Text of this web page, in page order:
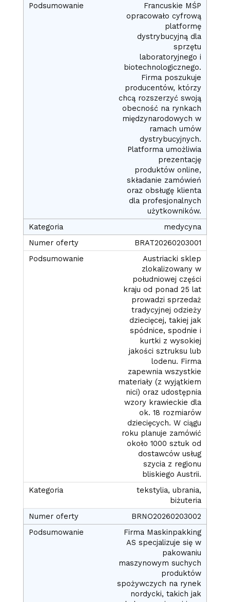
Francuskie MŚP
opracowało cyfrową
platformę
dystrybucyjną dla
sprzętu
laboratoryjnego i
biotechnologicznego.
Firma poszukuje
producentów, którzy
chcą rozszerzyć swoją
obecność na rynkach
międzynarodowych w
ramach umów
dystrybucyjnych.
Platforma umożliwia
prezentację
produktów online,
składanie zamówień
oraz obsługę klienta
dla profesjonalnych
użytkowników.
medycyna
BRAT20260203001
Austriacki sklep
zlokalizowany w
południowej części
kraju od ponad 25 lat
prowadzi sprzedaż
tradycyjnej odzieży
dziecięcej, takiej jak
spódnice, spodnie i
kurtki z wysokiej
jakości sztruksu lub
lodenu. Firma
zapewnia wszystkie
materiały (z wyjątkiem
nici) oraz udostępnia
wzory krawieckie dla
ok. 18 rozmiarów
dziecięcych. W ciągu
roku planuje zamówić
około 1000 sztuk od
dostawców usług
szycia z regionu
bliskiego Austrii.
tekstylia, ubrania,
biżuteria
BRNO20260203002
Firma Maskinpakking
AS specjalizuje się w
pakowaniu
maszynowym suchych
produktów
spożywczych na rynek
nordycki, takich jak